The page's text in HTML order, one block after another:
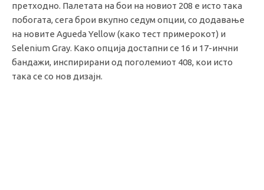
претходно. Палетата на бои на новиот 208 е исто така
побогата, сега брои вкупно седум опции, со додавање
на новите Agueda Yellow (како тест примерокот) и
Selenium Gray. Како опција достапни се 16 и 17-инчни
бандажи, инспирирани од поголемиот 408, кои исто
така се со нов дизајн.